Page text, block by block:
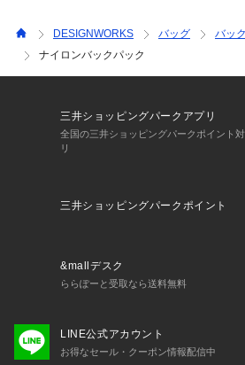
DESIGNWORKS バッグ
バッ
ナイロンバックパック
三井ショッピングパークアプリ
全国の三井ショッピングパークポイント
リ
三井ショッピングパークポイント
&mallデスク
ららぽーと受取なら送料無料
LINE公式アカウント
お得なセール・クーポン情報配信中